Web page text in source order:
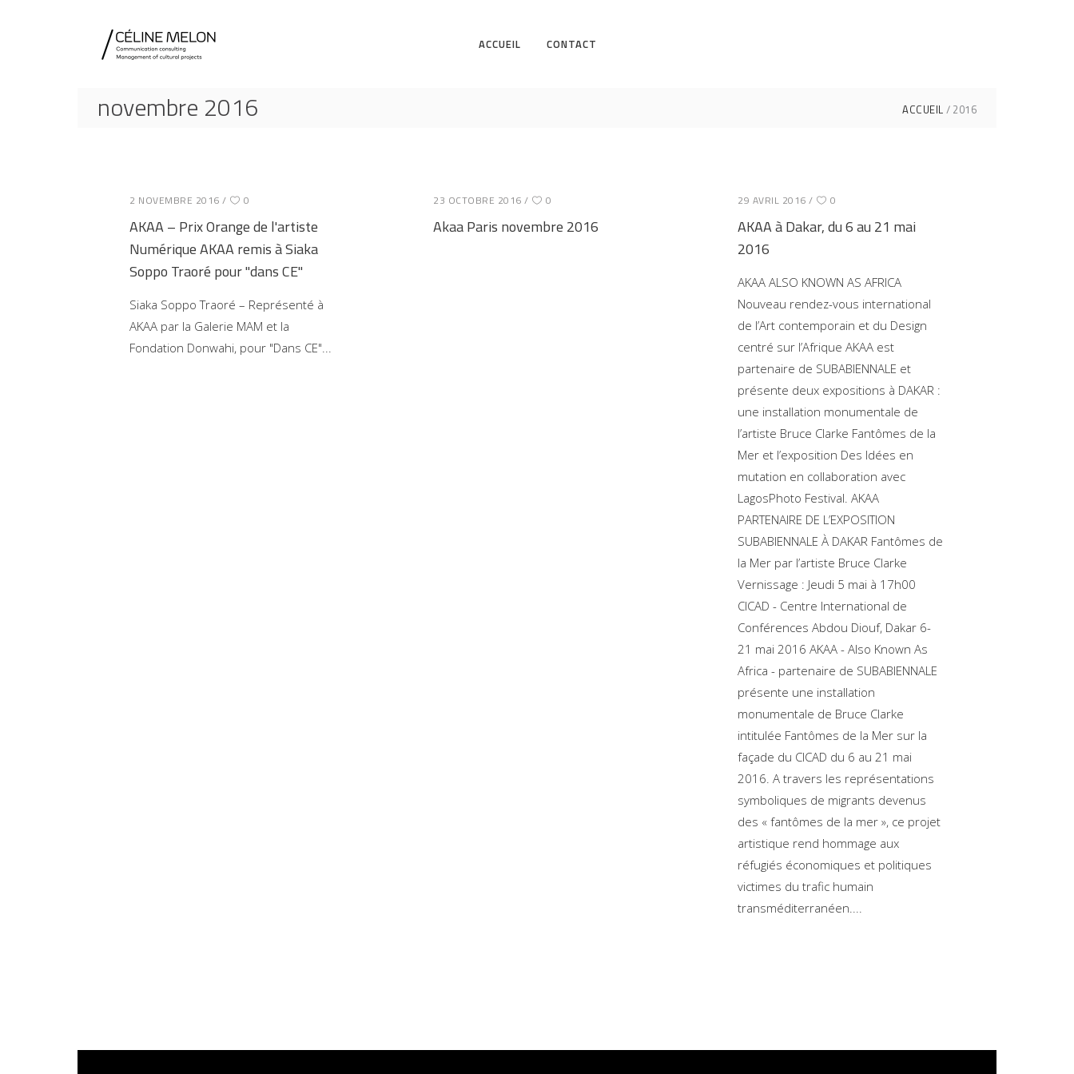
ACCUEIL CONTACT
novembre 2016 ACCUEIL 2016
2 NOVEMBRE 2016 0
AKAA – Prix Orange de l'artiste
Numérique AKAA remis à Siaka
Soppo Traoré pour "dans CE"
Siaka Soppo Traoré – Représenté à
AKAA par la Galerie MAM et la
Fondation Donwahi, pour "Dans CE"
23 OCTOBRE 2016 0
Akaa Paris novembre 2016
29 AVRIL 2016 0
AKAA à Dakar, du 6 au 21 mai
2016
AKAA ALSO KNOWN AS AFRICA
Nouveau rendez-vous international
de l’Art contemporain et du Design
centré sur l’Afrique AKAA est
partenaire de SUBABIENNALE et
présente deux expositions à DAKAR :
une installation monumentale de
l’artiste Bruce Clarke Fantômes de la
Mer et l’exposition Des Idées en
mutation en collaboration avec
LagosPhoto Festival. AKAA
PARTENAIRE DE L’EXPOSITION
SUBABIENNALE À DAKAR Fantômes de
la Mer par l’artiste Bruce Clarke
Vernissage : Jeudi 5 mai à 17h00
CICAD - Centre International de
Conférences Abdou Diouf, Dakar 6-
21 mai 2016 AKAA - Also Known As
Africa - partenaire de SUBABIENNALE
présente une installation
monumentale de Bruce Clarke
intitulée Fantômes de la Mer sur la
façade du CICAD du 6 au 21 mai
2016. A travers les représentations
symboliques de migrants devenus
des « fantômes de la mer », ce projet
artistique rend hommage aux
réfugiés économiques et politiques
victimes du trafic humain
transméditerranéen.